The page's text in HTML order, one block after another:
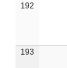
192
193